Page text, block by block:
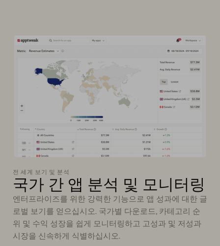
전 세계 보기 및 분석
국가 간 앱 분석 및 모니터링
엔터프라이즈를 위한 강력한 기능으로 앱 성과에 대한 글
로벌 보기를 얻으십시오. 국가별 다운로드, 카테고리 순
위 및 수익 성장을 쉽게 모니터링하고 고성과 및 저성과
시장을 신속하게 식별하십시오.